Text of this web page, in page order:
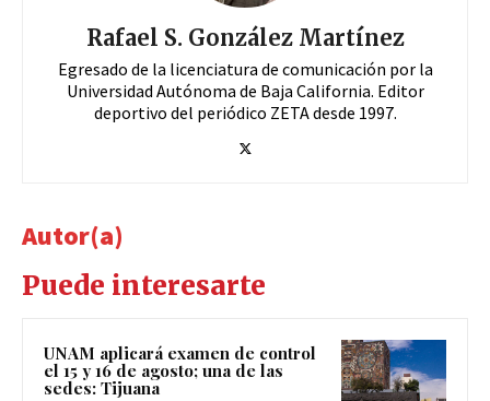
Rafael S. González Martínez
Egresado de la licenciatura de comunicación por la
Universidad Autónoma de Baja California. Editor
deportivo del periódico ZETA desde 1997.
Autor(a)
Puede interesarte
UNAM aplicará examen de control
el 15 y 16 de agosto; una de las
sedes: Tijuana